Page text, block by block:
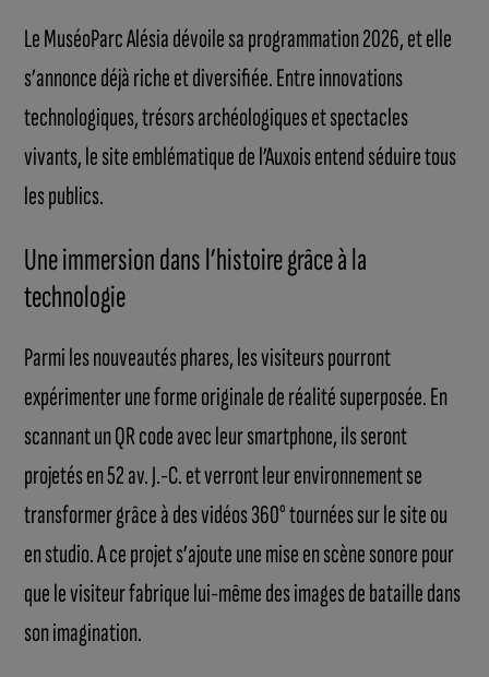
Le MuséoParc Alésia dévoile sa programmation 2026, et elle
s’annonce déjà riche et diversifiée. Entre innovations
technologiques, trésors archéologiques et spectacles
vivants, le site emblématique de l’Auxois entend séduire tous
les publics.
Une immersion dans l’histoire grâce à la
technologie
Parmi les nouveautés phares, les visiteurs pourront
expérimenter une forme originale de réalité superposée. En
scannant un QR code avec leur smartphone, ils seront
projetés en 52 av. J.-C. et verront leur environnement se
transformer grâce à des vidéos 360° tournées sur le site ou
en studio. A ce projet s’ajoute une mise en scène sonore pour
que le visiteur fabrique lui-même des images de bataille dans
son imagination.